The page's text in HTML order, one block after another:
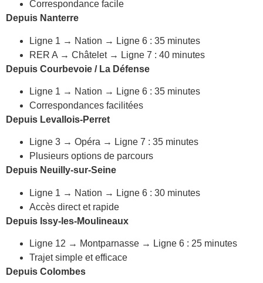
Correspondance facile
Depuis Nanterre
Ligne 1 → Nation → Ligne 6 : 35 minutes
RER A → Châtelet → Ligne 7 : 40 minutes
Depuis Courbevoie / La Défense
Ligne 1 → Nation → Ligne 6 : 35 minutes
Correspondances facilitées
Depuis Levallois-Perret
Ligne 3 → Opéra → Ligne 7 : 35 minutes
Plusieurs options de parcours
Depuis Neuilly-sur-Seine
Ligne 1 → Nation → Ligne 6 : 30 minutes
Accès direct et rapide
Depuis Issy-les-Moulineaux
Ligne 12 → Montparnasse → Ligne 6 : 25 minutes
Trajet simple et efficace
Depuis Colombes